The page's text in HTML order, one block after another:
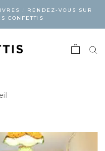
! RENDEZ-VOUS SUR
CONFETTIS